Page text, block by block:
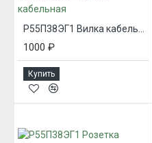
1000 ₽
Купить